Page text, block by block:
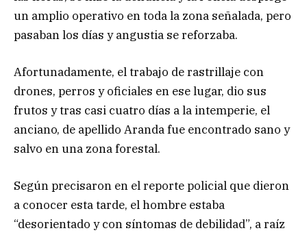
un amplio operativo en toda la zona señalada, pero
pasaban los días y angustia se reforzaba.
Afortunadamente, el trabajo de rastrillaje con
drones, perros y oficiales en ese lugar, dio sus
frutos y tras casi cuatro días a la intemperie, el
anciano, de apellido Aranda fue encontrado sano y
salvo en una zona forestal.
Según precisaron en el reporte policial que dieron
a conocer esta tarde, el hombre estaba
“desorientado y con síntomas de debilidad”, a raíz